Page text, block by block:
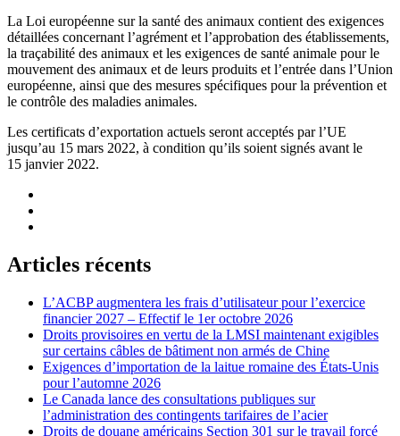
La Loi européenne sur la santé des animaux contient des exigences
détaillées concernant l’agrément et l’approbation des établissements,
la traçabilité des animaux et les exigences de santé animale pour le
mouvement des animaux et de leurs produits et l’entrée dans l’Union
européenne, ainsi que des mesures spécifiques pour la prévention et
le contrôle des maladies animales.
Les certificats d’exportation actuels seront acceptés par l’UE
jusqu’au 15 mars 2022, à condition qu’ils soient signés avant le
15 janvier 2022.
Articles récents
L’ACBP augmentera les frais d’utilisateur pour l’exercice
financier 2027 – Effectif le 1er octobre 2026
Droits provisoires en vertu de la LMSI maintenant exigibles
sur certains câbles de bâtiment non armés de Chine
Exigences d’importation de la laitue romaine des États-Unis
pour l’automne 2026
Le Canada lance des consultations publiques sur
l’administration des contingents tarifaires de l’acier
Droits de douane américains Section 301 sur le travail forcé